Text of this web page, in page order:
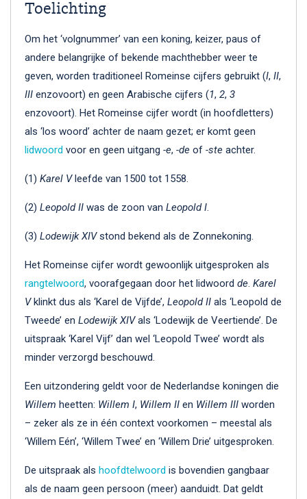
Toelichting
Om het ‘volgnummer’ van een koning, keizer, paus of
andere belangrijke of bekende machthebber weer te
geven, worden traditioneel Romeinse cijfers gebruikt (I, II,
III enzovoort) en geen Arabische cijfers (1, 2, 3
enzovoort). Het Romeinse cijfer wordt (in hoofdletters)
als ‘los woord’ achter de naam gezet; er komt geen
lidwoord voor en geen uitgang -e, -de of -ste achter.
(1) Karel Vleefde van 1500 tot 1558.
(2) Leopold II was de zoon van Leopold I.
(3) Lodewijk XIVstond bekend als de Zonnekoning.
Het Romeinse cijfer wordt gewoonlijk uitgesproken als
rangtelwoord, voorafgegaan door het lidwoord de. Karel
Vklinkt dus als ‘Karel de Vijfde’, Leopold II als ‘Leopold de
Tweede’ en Lodewijk XIVals ‘Lodewijk de Veertiende’. De
uitspraak ‘Karel Vijf’ dan wel ‘Leopold Twee’ wordt als
minder verzorgd beschouwd.
Een uitzondering geldt voor de Nederlandse koningen die
Willem heetten: Willem I, Willem II en Willem III worden
– zeker als ze in één context voorkomen – meestal als
‘Willem Eén’, ‘Willem Twee’ en ‘Willem Drie’ uitgesproken.
De uitspraak als hoofdtelwoord is bovendien gangbaar
als de naam geen persoon (meer) aanduidt. Dat geldt